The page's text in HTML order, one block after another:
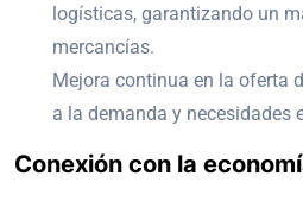
logísticas, garantizando un
mercancías.
Mejora continua en la oferta
a la demanda y necesidades
Conexión con la